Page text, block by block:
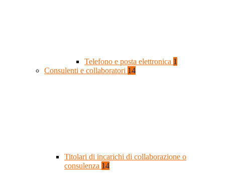
Telefono e posta elettronica 1
Consulenti e collaboratori 14
Titolari di incarichi di collaborazione o
consulenza 14